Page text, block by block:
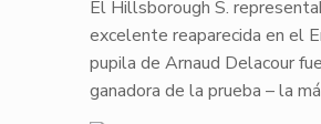
El Hillsborough S.
excelente reaparecida en el
pupila de Arnaud Delacour
ganadora de la prueba – la